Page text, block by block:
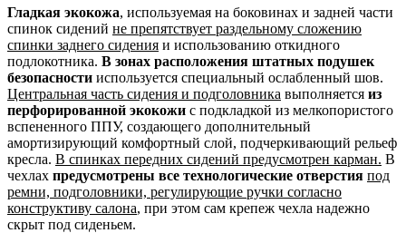
Гладкая экокожа, используемая на боковинах и задней части
спинок сидений не препятствует раздельному сложению
спинки заднего сидения и использованию откидного
подлокотника. В зонах расположения штатных подушек
безопасности используется специальный ослабленный шов.
Центральная часть сидения и подголовника выполняется из
перфорированной экокожи с подкладкой из мелкопористого
вспененного ППУ, создающего дополнительный
амортизирующий комфортный слой, подчеркивающий рельеф
кресла. В спинках передних сидений предусмотрен карман. В
чехлах предусмотрены все технологические отверстия под
ремни, подголовники, регулирующие ручки согласно
конструктиву салона, при этом сам крепеж чехла надежно
скрыт под сиденьем.